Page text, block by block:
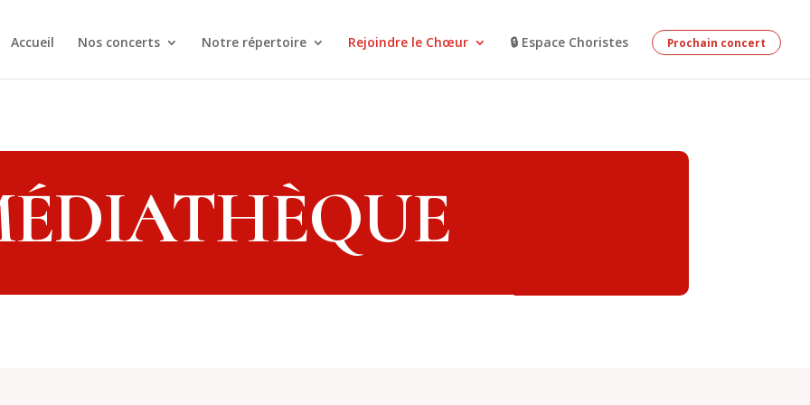
Accueil Nos concerts Notre répertoire Rejoindre le Chœur 🔒 Espace Choristes Prochain concert